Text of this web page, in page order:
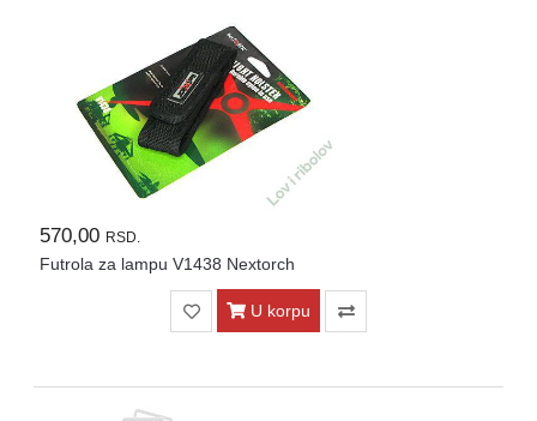
570,00 RSD.
Futrola za lampu V1438 Nextorch
U korpu